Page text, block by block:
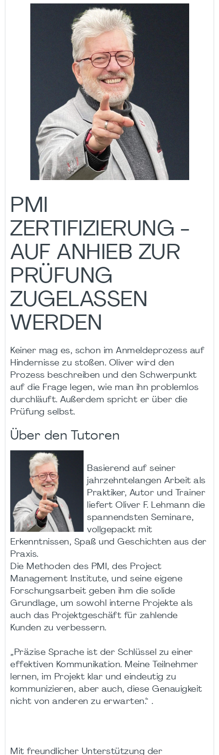
PMI
ZERTIFIZIERUNG -
AUF ANHIEB ZUR
PRÜFUNG
ZUGELASSEN
WERDEN
Keiner mag es, schon im Anmeldeprozess auf
Hindernisse zu stoßen. Oliver wird den
Prozess beschreiben und den Schwerpunkt
auf die Frage legen, wie man ihn problemlos
durchläuft. Außerdem spricht er über die
Prüfung selbst.
Über den Tutoren
Basierend auf seiner
jahrzehntelangen Arbeit als
Praktiker, Autor und Trainer
liefert Oliver F. Lehmann die
spannendsten Seminare,
vollgepackt mit
Erkenntnissen, Spaß und Geschichten aus der
Praxis.
Die Methoden des PMI, des Project
Management Institute, und seine eigene
Forschungsarbeit geben ihm die solide
Grundlage, um sowohl interne Projekte als
auch das Projektgeschäft für zahlende
Kunden zu verbessern.
„Präzise Sprache ist der Schlüssel zu einer
effektiven Kommunikation. Meine Teilnehmer
lernen, im Projekt klar und eindeutig zu
kommunizieren, aber auch, diese Genauigkeit
nicht von anderen zu erwarten.“ .
Mit freundlicher Unterstützung der